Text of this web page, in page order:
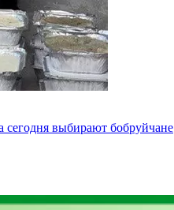
выбирают бобруйчане